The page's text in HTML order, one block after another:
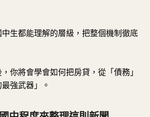
生都能理解的層級，把整個機制徹底
你將會學會如何把房貸，從「債務」
強武器」。